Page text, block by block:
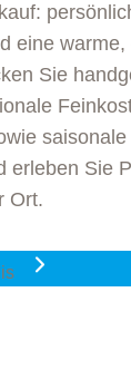
eine
Sie
saisonale
erleben Sie
Ort.